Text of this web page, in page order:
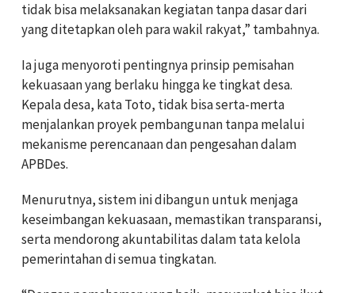
tidak bisa melaksanakan kegiatan tanpa dasar dari
yang ditetapkan oleh para wakil rakyat,” tambahnya.
Ia juga menyoroti pentingnya prinsip pemisahan
kekuasaan yang berlaku hingga ke tingkat desa.
Kepala desa, kata Toto, tidak bisa serta-merta
menjalankan proyek pembangunan tanpa melalui
mekanisme perencanaan dan pengesahan dalam
APBDes.
Menurutnya, sistem ini dibangun untuk menjaga
keseimbangan kekuasaan, memastikan transparansi,
serta mendorong akuntabilitas dalam tata kelola
pemerintahan di semua tingkatan.